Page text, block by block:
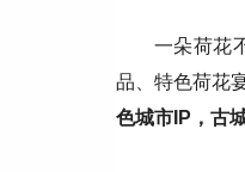
一朵荷花
品、特色荷花
色城市IP，古